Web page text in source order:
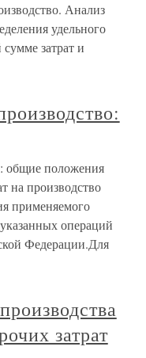
Анализ
удельного
затрат и
общие положения
на производство
применяемого
операций
Федерации.Для
затрат